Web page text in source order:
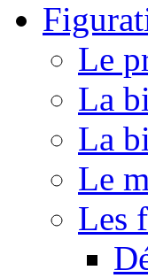
Le
La
La
Le
Les